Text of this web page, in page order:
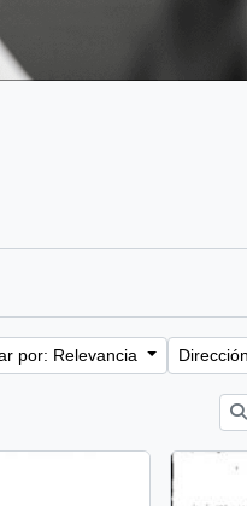
por: Relevancia